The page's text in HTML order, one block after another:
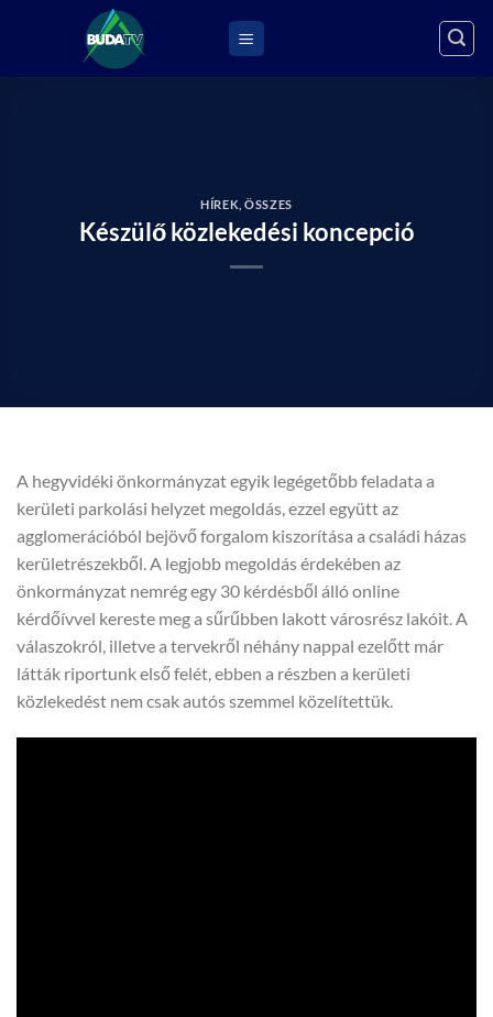
HÍREK ,ÖSSZES
Készülő közlekedési koncepció
A hegyvidéki önkormányzat egyik legégetőbb feladata a
kerületi parkolási helyzet megoldás, ezzel együtt az
agglomerációból bejövő forgalom kiszorítása a családi házas
kerületrészekből. A legjobb megoldás érdekében az
önkormányzat nemrég egy 30 kérdésből álló online
kérdőívvel kereste meg a sűrűbben lakott városrész lakóit. A
válaszokról, illetve a tervekről néhány nappal ezelőtt már
látták riportunk első felét, ebben a részben a kerületi
közlekedést nem csak autós szemmel közelítettük.